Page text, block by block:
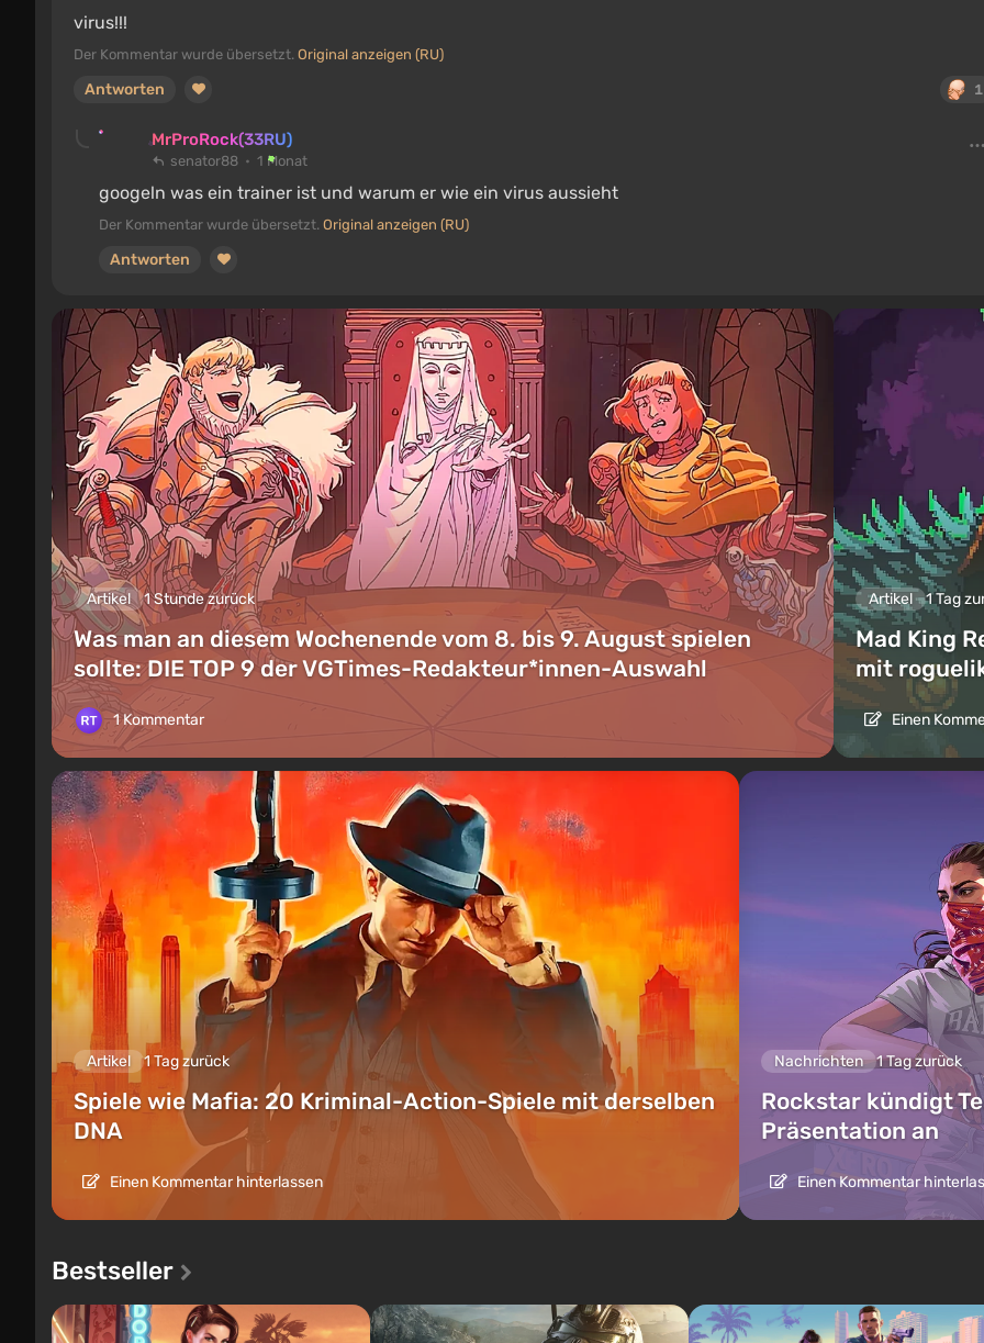
virus!!!
Der Kommentar wurde übersetzt. Original anzeigen (RU)
1
Antworten
MrProRock(33RU)
senator88 1 Monat
googeln was ein trainer ist und warum er wie ein virus aussieht
Der Kommentar wurde übersetzt. Original anzeigen (RU)
Antworten
Artikel 1 Stunde zurück
Was man an diesem Wochenende vom 8. bis 9. August spielen
sollte: DIE TOP 9 der VGTimes-Redakteur*innen-Auswahl
1 Kommentar
Artikel 1 Tag
Mad King
mit
Einen
Artikel 1 Tag zurück
Spiele wie Mafia: 20 Kriminal-Action-Spiele mit derselben
DNA
Einen Kommentar hinterlassen
Nachrichten 1 Tag zurück
Rockstar kündigt
Präsentation an
Einen Kommentar
Bestseller